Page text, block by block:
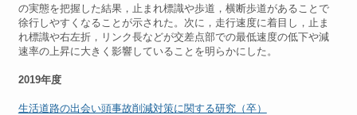
の実態を把握した結果，止まれ標識や歩道，横断歩道があることで
徐行しやすくなることが示された。次に，走行速度に着目し，止ま
れ標識や右左折，リンク長などが交差点部での最低速度の低下や減
速率の上昇に大きく影響していることを明らかにした。
2019年度
生活道路の出会い頭事故削減対策に関する研究（卒）